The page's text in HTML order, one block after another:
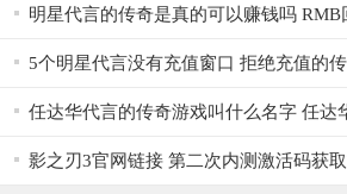
明星代言的传奇是真的可以赚钱吗
5个明星代言没有充值窗口 拒绝充值的
任达华代言的传奇游戏叫什么名字 任达
影之刃3官网链接 第二次内测激活码获